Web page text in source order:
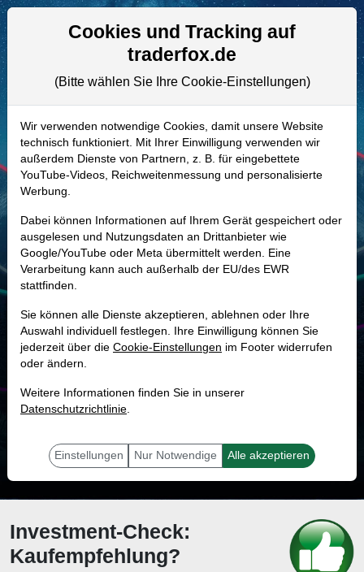
Aktien- und Artikelsuche
865177 | AMAT–Applied Materials
Aktie
Realtime-Aktienkurs:
- - -
-
Marktkapitalisierung 427,94 Mrd. USD
Unternehmenswert
Umsatz 28,37 Mrd. USD
93.8 %
mit dieser Aktie erfolgreich sein.
Investment-Check:
Kaufempfehlung?
Cookies und Tracking auf
traderfox.de
(Bitte wählen Sie Ihre Cookie-Einstellungen)
Wir verwenden notwendige Cookies, damit unsere Website
technisch funktioniert. Mit Ihrer Einwilligung verwenden wir
außerdem Dienste von Partnern, z. B. für eingebettete
YouTube-Videos, Reichweitenmessung und personalisierte
Werbung.
Dabei können Informationen auf Ihrem Gerät gespeichert oder
ausgelesen und Nutzungsdaten an Drittanbieter wie
Google/YouTube oder Meta übermittelt werden. Eine
Verarbeitung kann auch außerhalb der EU/des EWR
stattfinden.
Sie können alle Dienste akzeptieren, ablehnen oder Ihre
Auswahl individuell festlegen. Ihre Einwilligung können Sie
jederzeit über die Cookie-Einstellungen im Footer widerrufen
oder ändern.
Weitere Informationen finden Sie in unserer
Datenschutzrichtlinie.
Einstellungen Nur Notwendige Alle akzeptieren